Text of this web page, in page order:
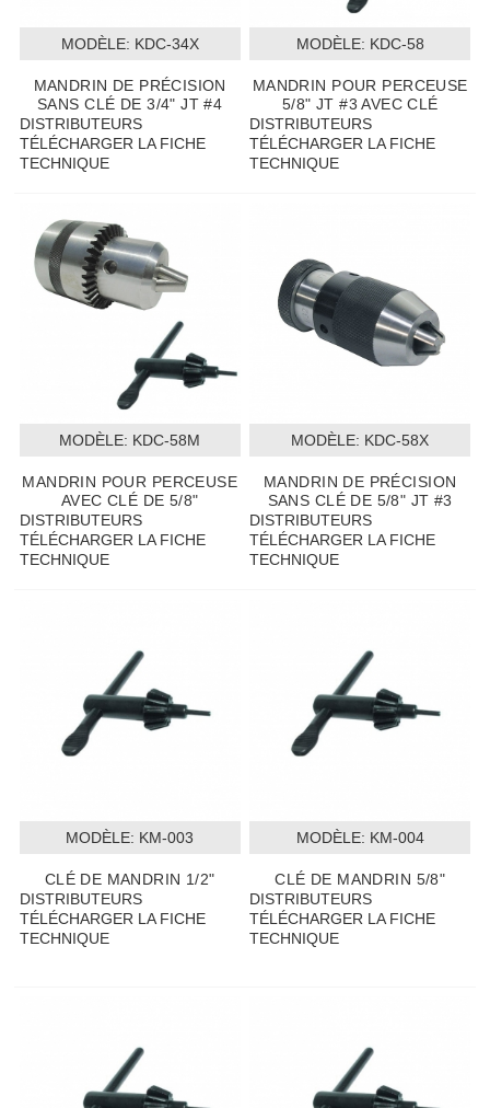
MODÈLE: KDC-34X
MANDRIN DE PRÉCISION
SANS CLÉ DE 3/4" JT #4
DISTRIBUTEURS
TÉLÉCHARGER LA FICHE
TECHNIQUE
MODÈLE: KDC-58
MANDRIN POUR PERCEUSE
5/8" JT #3 AVEC CLÉ
DISTRIBUTEURS
TÉLÉCHARGER LA FICHE
TECHNIQUE
MODÈLE: KDC-58M
MANDRIN POUR PERCEUSE
AVEC CLÉ DE 5/8"
DISTRIBUTEURS
TÉLÉCHARGER LA FICHE
TECHNIQUE
MODÈLE: KDC-58X
MANDRIN DE PRÉCISION
SANS CLÉ DE 5/8" JT #3
DISTRIBUTEURS
TÉLÉCHARGER LA FICHE
TECHNIQUE
MODÈLE: KM-003
CLÉ DE MANDRIN 1/2"
DISTRIBUTEURS
TÉLÉCHARGER LA FICHE
TECHNIQUE
MODÈLE: KM-004
CLÉ DE MANDRIN 5/8"
DISTRIBUTEURS
TÉLÉCHARGER LA FICHE
TECHNIQUE